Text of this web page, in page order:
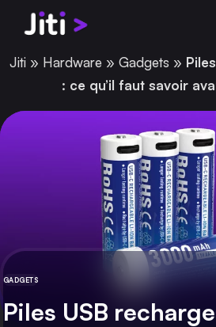
Aller au contenu
Jiti » Hardware » Gadgets »
: ce qu’il faut savoir
CATÉGORIE
GADGETS
Piles USB